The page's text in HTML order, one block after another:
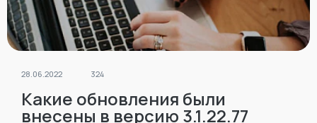
28.06.2022 324
Какие обновления были
внесены в версию 3.1.22.77